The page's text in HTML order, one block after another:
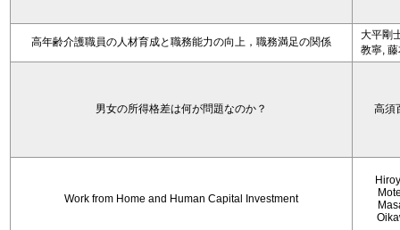
高年齢介護職員の人材育成と職務能力の向上，職務満足の関係
大平剛
教寧,
男女の所得格差は何が問題なのか？ 高須
Work from Home and Human Capital Investment